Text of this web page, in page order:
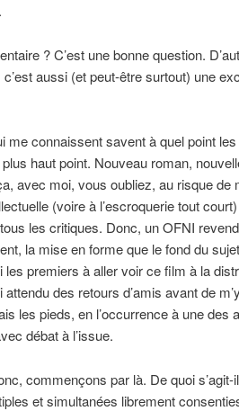
? C’est une bonne question.
aussi (et peut-être surtout) une
me connaissent savent à quel point
plus haut point. Nouveau roman,
avec moi, vous oubliez, au risque de
(voire à l’escroquerie tout
les critiques. Donc, un OFNI
la mise en forme que le fond du
les premiers à aller voir ce film à la
attendu des retours d’amis avant de
les pieds, en l’occurrence à une des
débat à l’issue.
commençons par là. De quoi s’agit-
et simultanées librement